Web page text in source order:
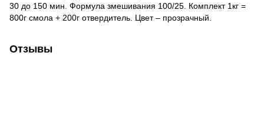
30 до 150 мин. Формула змешивания 100/25. Комплект 1кг =
800г смола + 200г отвердитель. Цвет – прозрачный.
Отзывы